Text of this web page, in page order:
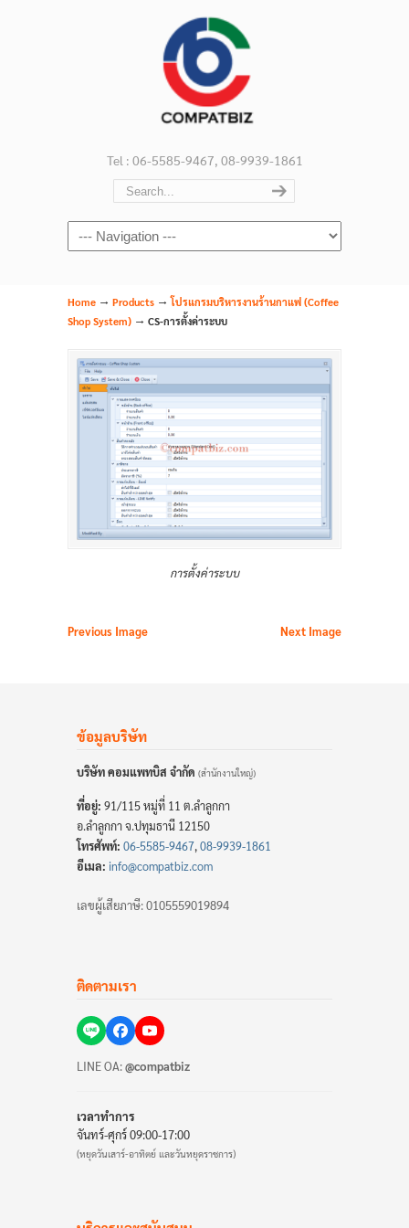
Tel : 06-5585-9467, 08-9939-1861
Navigation
Home → Products →โปรแกรมบริหารงานร้านกาแฟ (Coffee
Shop System) → CS-การตั้งค่าระบบ
การตั้งค่าระบบ
Previous Image Next Image
ข้อมูลบริษัท
บริษัท คอมแพทบิส จำกัด (สำนักงานใหญ่)
ที่อยู่: 91/115 หมู่ที่ 11 ต.ลำลูกกา
อ.ลำลูกกา จ.ปทุมธานี 12150
โทรศัพท์: 06-5585-9467,08-9939-1861
อีเมล: info@compatbiz.com
เลขผู้เสียภาษี: 0105559019894
ติดตามเรา
LINE OA:@compatbiz
เวลาทำการ
จันทร์-ศุกร์ 09:00-17:00
(หยุดวันเสาร์-อาทิตย์ และวันหยุดราชการ)